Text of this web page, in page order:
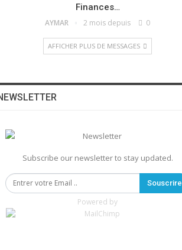
Finances…
AYMAR 2 mois depuis 0
AFFICHER PLUS DE MESSAGES
Subscribe our newsletter to stay updated.
Souscrire
Powered by